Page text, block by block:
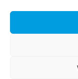
2 rue Albert